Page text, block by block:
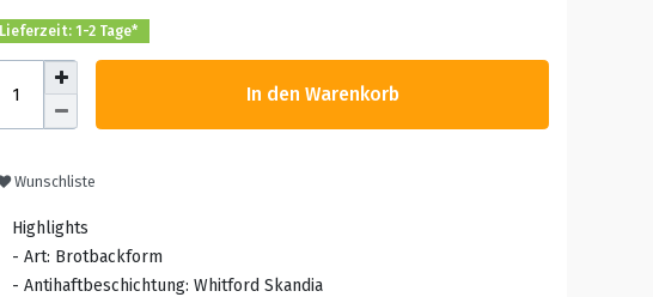
Lieferzeit: 1-2 Tage*
In den Warenkorb
Wunschliste
Highlights
- Art: Brotbackform
- Antihaftbeschichtung: Whitford Skandia